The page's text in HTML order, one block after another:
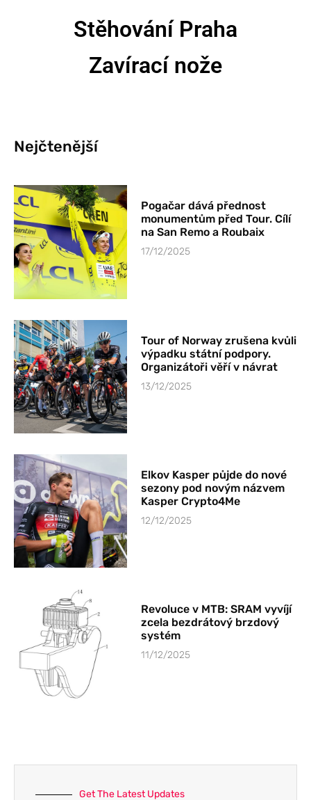
Stěhování Praha
Zavírací nože
Nejčtenější
Pogačar dává přednost
monumentům před Tour. Cílí
na San Remo a Roubaix
17/12/2025
Tour of Norway zrušena kvůli
výpadku státní podpory.
Organizátoři věří v návrat
13/12/2025
Elkov Kasper půjde do nové
sezony pod novým názvem
Kasper Crypto4Me
12/12/2025
Revoluce v MTB: SRAM vyvíjí
zcela bezdrátový brzdový
systém
11/12/2025
Get The Latest Updates